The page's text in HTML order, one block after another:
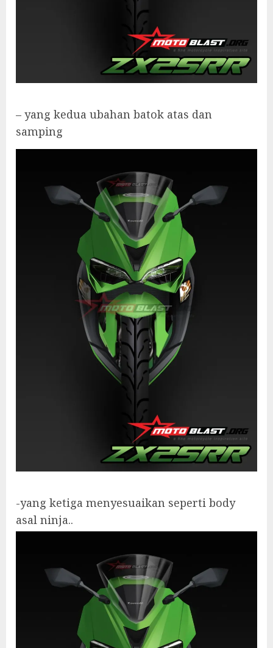
– yang kedua ubahan batok atas dan
samping
-yang ketiga menyesuaikan seperti body
asal ninja..